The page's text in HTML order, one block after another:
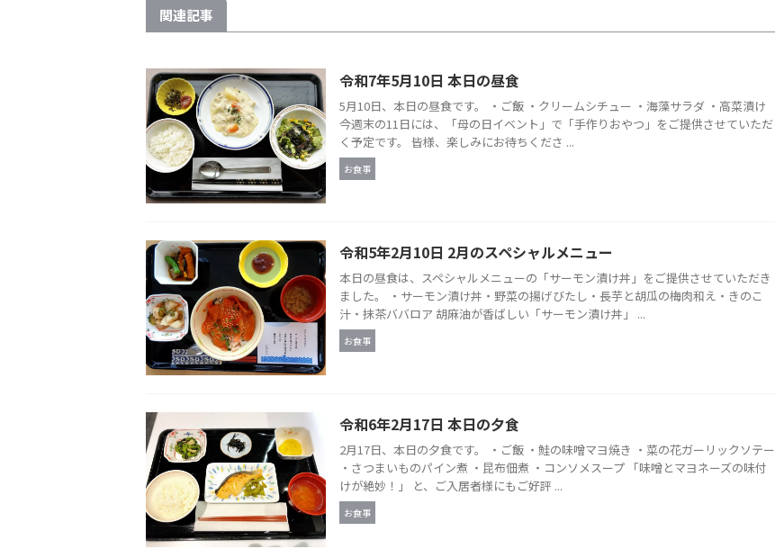
関連記事
令和7年5月10日 本日の昼食
5月10日、本日の昼食です。 ・ご飯 ・クリームシチュー ・海藻サラダ ・高菜漬け
今週末の11日には、「母の日イベント」で「手作りおやつ」をご提供させていただ
く予定です。 皆様、楽しみにお待ちくださ ...
お食事
令和5年2月10日 2月のスペシャルメニュー
本日の昼食は、スペシャルメニューの「サーモン漬け丼」をご提供させていただき
ました。 ・サーモン漬け丼・野菜の揚げびたし・長芋と胡瓜の梅肉和え・きのこ
汁・抹茶ババロア 胡麻油が香ばしい「サーモン漬け丼」 ...
お食事
令和6年2月17日 本日の夕食
2月17日、本日の夕食です。 ・ご飯 ・鮭の味噌マヨ焼き ・菜の花ガーリックソテー
・さつまいものパイン煮 ・昆布佃煮 ・コンソメスープ 「味噌とマヨネーズの味付
けが絶妙！」 と、ご入居者様にもご好評 ...
お食事